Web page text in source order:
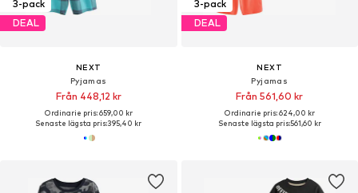
3-pack
DEAL
NEXT
Pyjamas
Från 448,12 kr
Ordinarie pris: 659,00 kr
Senaste lägsta pris:395,40 kr
3-pack
DEAL
NEXT
Pyjamas
Från 561,60 kr
Ordinarie pris: 624,00 kr
Senaste lägsta pris:561,60 kr